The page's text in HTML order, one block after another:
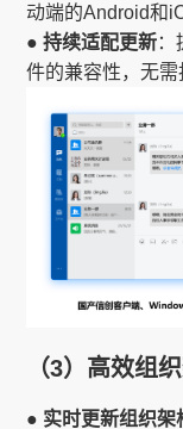
动端的Android和
● 持续适配更新：
件的兼容性，无需
（3）高效组
● 实时更新组织架